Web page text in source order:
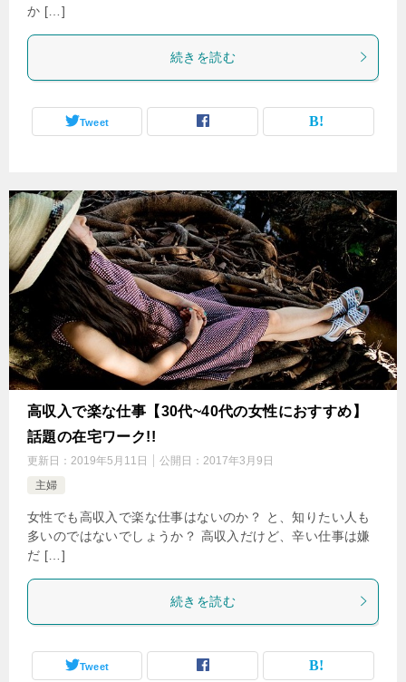
か […]
続きを読む
Tweet
高収入で楽な仕事【30代~40代の女性におすすめ】
話題の在宅ワーク!!
更新日： 2019年5月11日 公開日： 2017年3月9日
主婦
女性でも高収入で楽な仕事はないのか？ と、知りたい人も
多いのではないでしょうか？ 高収入だけど、辛い仕事は嫌
だ […]
続きを読む
Tweet